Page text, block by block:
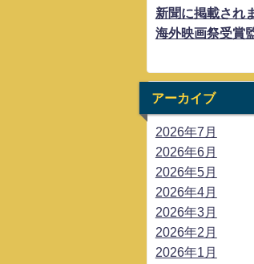
新聞に掲載され
海外映画祭受賞
アーカイブ
2026年7月
2026年6月
2026年5月
2026年4月
2026年3月
2026年2月
2026年1月